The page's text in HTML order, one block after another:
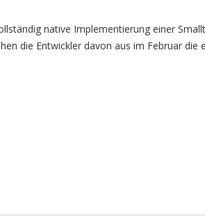
native Implementierung einer
die Entwickler davon aus im Februar die